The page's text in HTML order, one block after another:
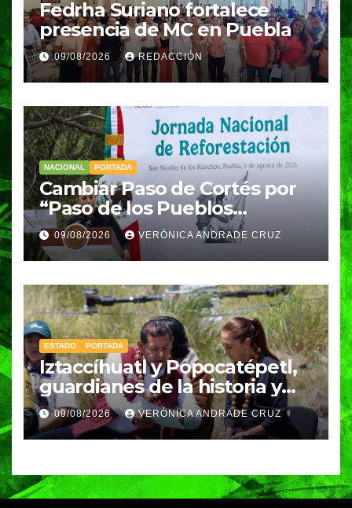
Fedrha Suriano fortalece
presencia de MC en Puebla
09/08/2026 REDACCIÓN
NACIONAL PORTADA
Cambiar Paso de Cortés por
“Paso de los Pueblos
Indígenas” plantea
Sheinbaum
09/08/2026 VERÓNICA ANDRADE CRUZ
ESTADO PORTADA
Iztaccíhuatl y Popocatépetl,
guardianes de la historia y
fuentes de vida para Puebla:
Armenta
09/08/2026 VERÓNICA ANDRADE CRUZ